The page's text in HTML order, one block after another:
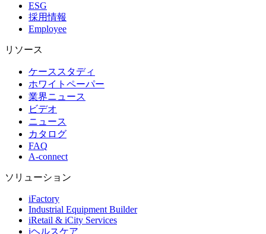
ESG
採用情報
Employee
リソース
ケーススタディ
ホワイトペーパー
業界ニュース
ビデオ
ニュース
カタログ
FAQ
A-connect
ソリューション
iFactory
Industrial Equipment Builder
iRetail & iCity Services
iヘルスケア